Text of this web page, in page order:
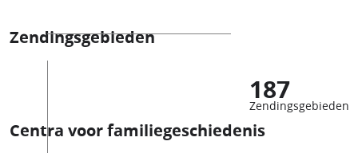
Zendingsgebieden
187
Zendingsgebieden
Centra voor familiegeschiedenis